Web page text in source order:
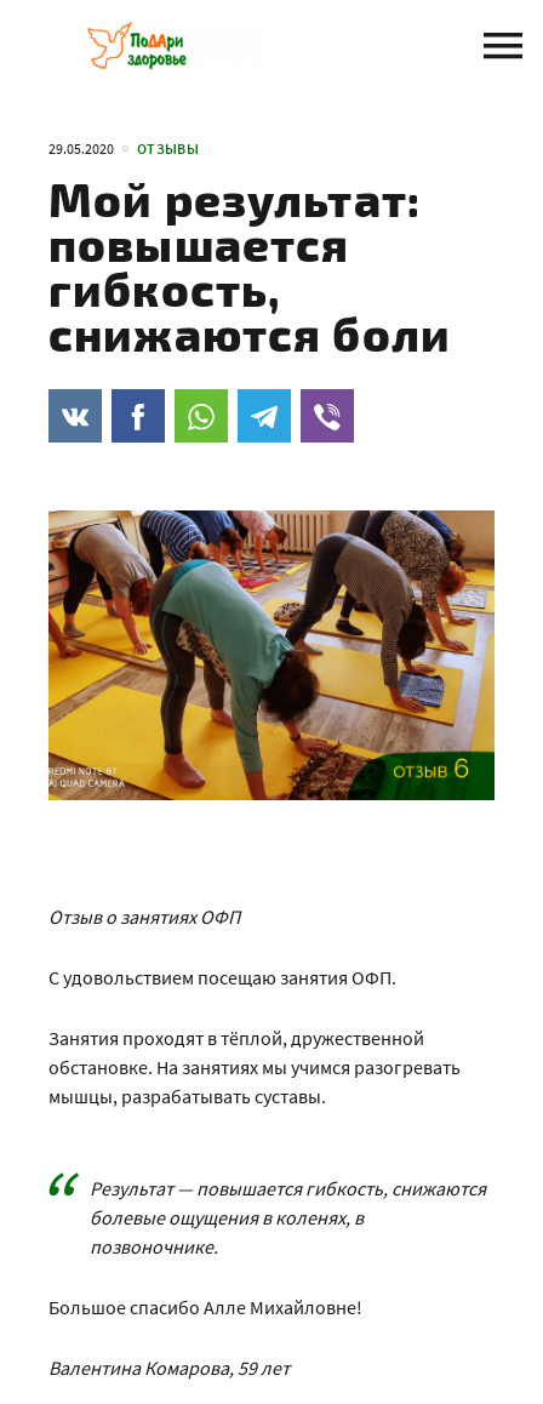
содержанию
29.05.2020 ОТЗЫВЫ
Мой результат:
повышается
гибкость,
снижаются боли
Отзыв о занятиях ОФП
С удовольствием посещаю занятия ОФП.
Занятия проходят в тёплой, дружественной
обстановке. На занятиях мы учимся разогревать
мышцы, разрабатывать суставы.
Результат — повышается гибкость, снижаются
болевые ощущения в коленях, в
позвоночнике.
Большое спасибо Алле Михайловне!
Валентина Комарова, 59 лет